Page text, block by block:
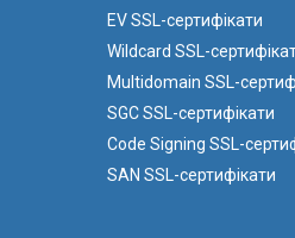
EV SSL-сертифікати
Wildcard SSL-
Multidomain SSL-
SGC SSL-сертифікати
Code Signing SSL-
SAN SSL-сертифікати